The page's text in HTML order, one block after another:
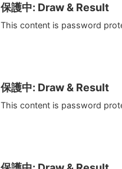
保護中: Draw & Result
This content is password
保護中: Draw & Result
This content is password